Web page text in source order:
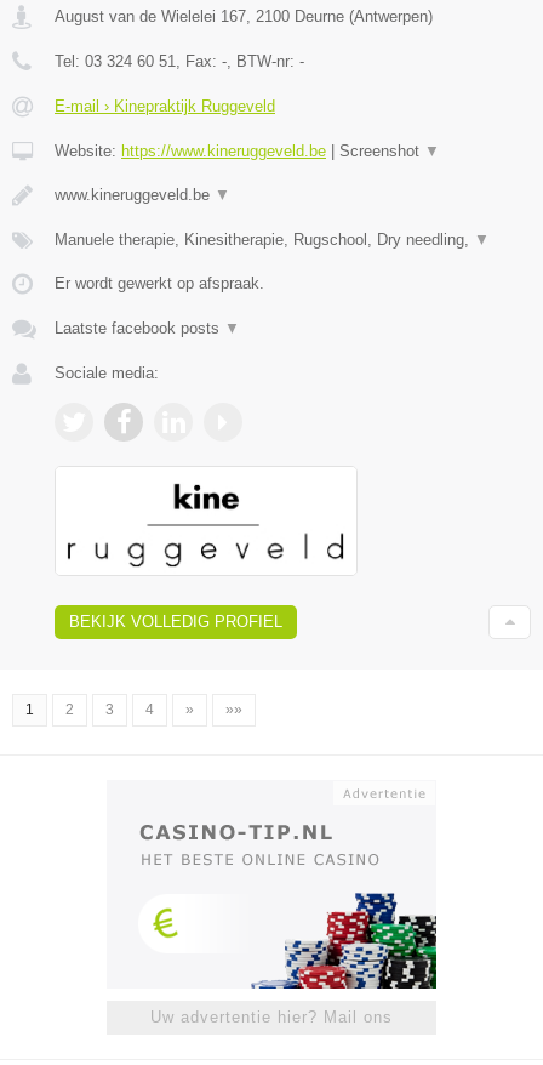
August van de Wielelei 167 2100 Deurne (Antwerpen)
Tel: 03 324 60 51 , Fax: - , BTW-nr: -
E-mail › Kinepraktijk Ruggeveld
Website: https://www.kineruggeveld.be Screenshot ▼
www.kineruggeveld.be ▼
Manuele therapie, Kinesitherapie, Rugschool, Dry needling, ▼
Er wordt gewerkt op afspraak.
Laatste facebook posts ▼
Sociale media:
BEKIJK VOLLEDIG PROFIEL
1 2 3 4 » »»
Uw advertentie hier? Mail ons